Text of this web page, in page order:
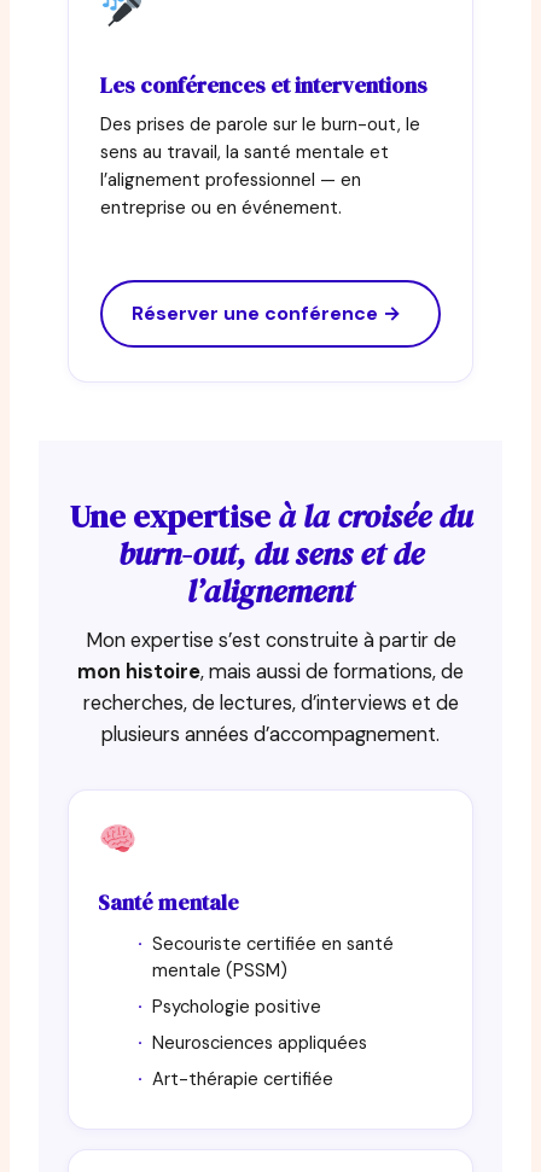
Les conférences et interventions
Des prises de parole sur le burn-out, le
sens au travail, la santé mentale et
l’alignement professionnel — en
entreprise ou en événement.
Réserver une conférence →
Une expertiseà la croisée du
burn-out, du sens et de
l’alignement
Mon expertise s’est construite à partir de
mon histoire, mais aussi de formations, de
recherches, de lectures, d’interviews et de
plusieurs années d’accompagnement.
Santé mentale
Secouriste certifiée en santé
mentale (PSSM)
Psychologie positive
Neurosciences appliquées
Art-thérapie certifiée